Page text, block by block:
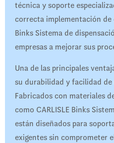
técnica y soporte
correcta implementación de
Binks Sistema de
empresas a mejorar sus
Una de las principales
su durabilidad y facilidad
Fabricados con materiales
como CARLISLE Binks
están diseñados para
exigentes sin comprometer